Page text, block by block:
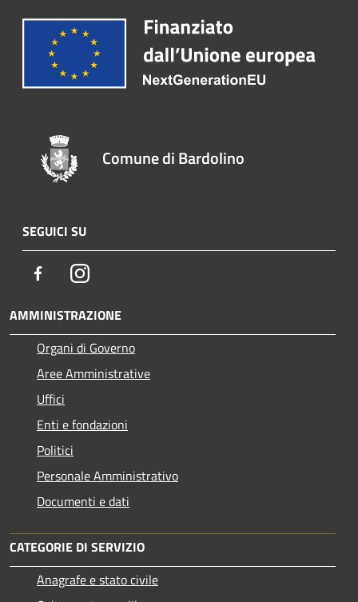
Comune di Bardolino
SEGUICI SU
FacebookInstagram
AMMINISTRAZIONE
Organi di Governo
Aree Amministrative
Uffici
Enti e fondazioni
Politici
Personale Amministrativo
Documenti e dati
CATEGORIE DI SERVIZIO
Anagrafe e stato civile